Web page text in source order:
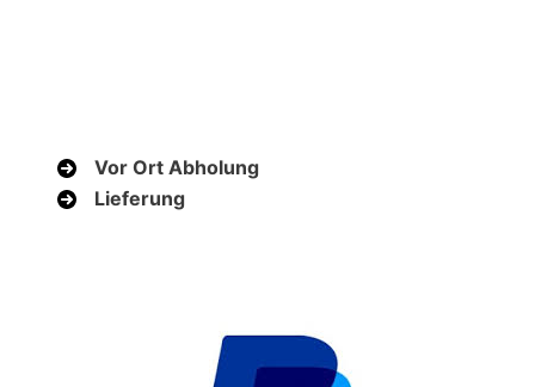
Vor Ort Abholung
Lieferung